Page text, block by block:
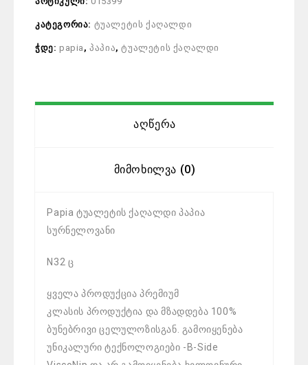
კატეგორია: ტუალეტის ქაღალდი
ჭდე: papia ,პაპია,ტუალეტის ქაღალდი
Აღწერა
Მიმოხილვა (0)
Papia ტუალეტის ქაღალდი პაპია
სურნელოვანი
N32 ც
ყველა პროდუქცია პრემიუმ
კლასის პროდუქტია და მზადდება 100%
ბუნებრივი ცელულოზისგან. გამოიყენება
უნიკალური ტექნოლოგიები -B-Side